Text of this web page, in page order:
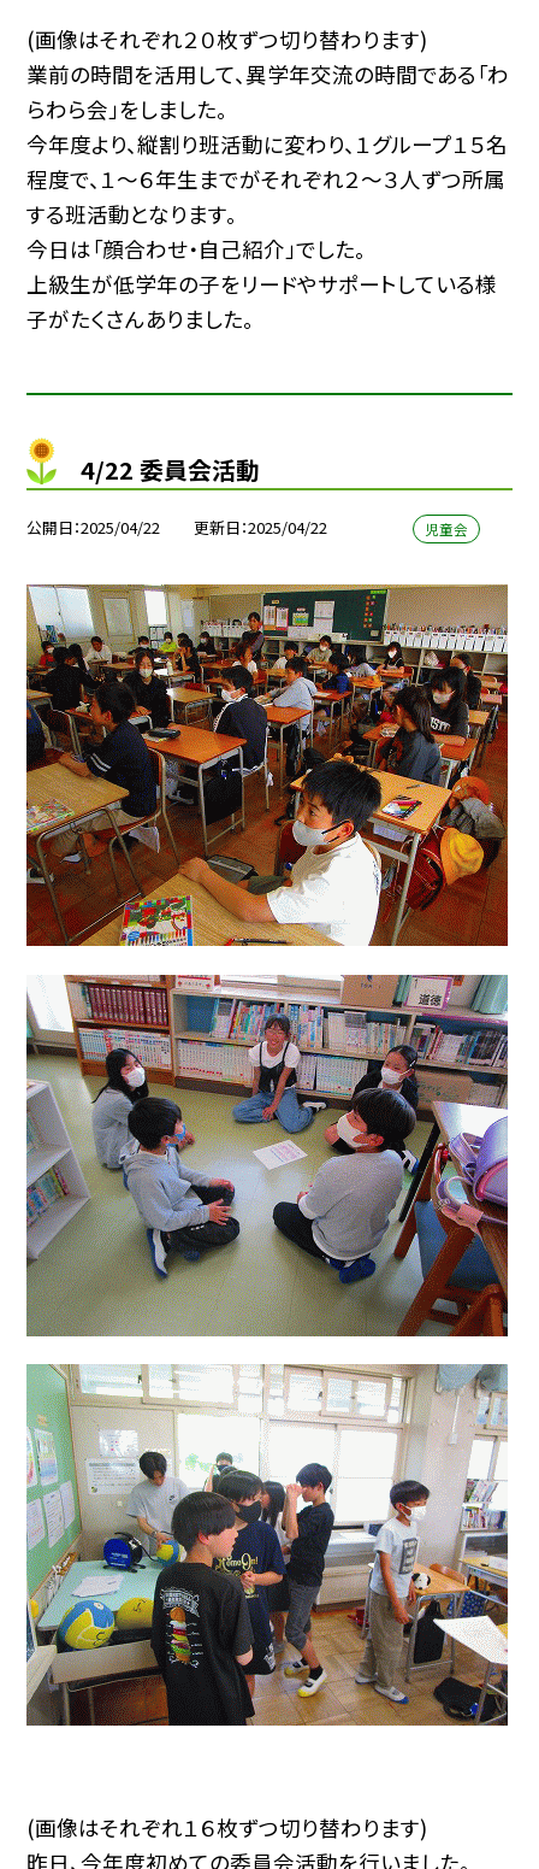
(画像はそれぞれ２０枚ずつ切り替わります)
業前の時間を活用して、異学年交流の時間である「わ
らわら会」をしました。
今年度より、縦割り班活動に変わり、１グループ１５名
程度で、１～６年生までがそれぞれ２～３人ずつ所属
する班活動となります。
今日は「顔合わせ・自己紹介」でした。
上級生が低学年の子をリードやサポートしている様
子がたくさんありました。
4/22 委員会活動
公開日 2025/04/22 更新日 2025/04/22 児童会
(画像はそれぞれ１６枚ずつ切り替わります)
昨日、今年度初めての委員会活動を行いました。